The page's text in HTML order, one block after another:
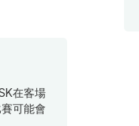
在客場
可能會